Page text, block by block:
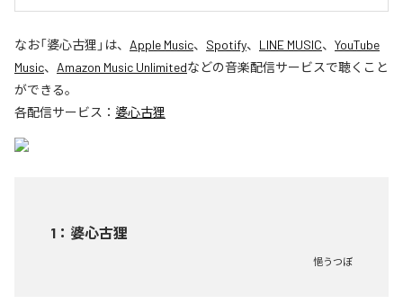
なお「婆心古狸 」は、 Apple Music、 Spotify、 LINE MUSIC、 YouTube
Music、 Amazon Music Unlimitedなどの音楽配信サービスで聴くこと
ができる。
各配信サービス： 婆心古狸
1 ： 婆心古狸
悒うつぼ